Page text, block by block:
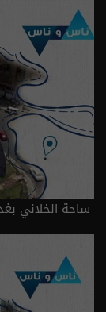
ساحة الخلاني بغداد -